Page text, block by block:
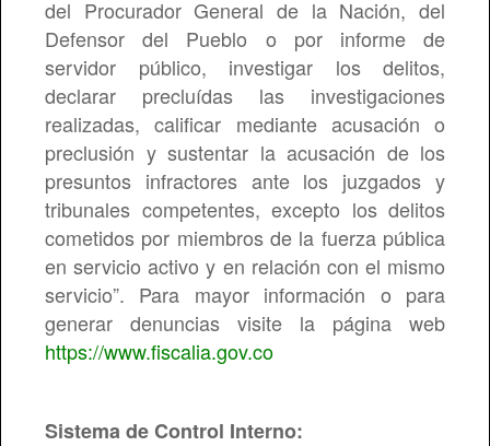
del Procurador General de la Nación, del
Defensor del Pueblo o por informe de
servidor público, investigar los delitos,
declarar precluídas las investigaciones
realizadas, calificar mediante acusación o
preclusión y sustentar la acusación de los
presuntos infractores ante los juzgados y
tribunales competentes, excepto los delitos
cometidos por miembros de la fuerza pública
en servicio activo y en relación con el mismo
servicio”. Para mayor información o para
generar denuncias visite la página web
https://www.fiscalia.gov.co
Sistema de Control Interno: